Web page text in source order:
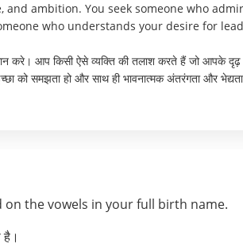
ambition. You seek someone who
who understands your desire for
करे। आप किसी ऐसे व्यक्ति की तलाश करते हैं जो आपके
को समझता हो और साथ ही भावनात्मक अंतरंगता और भेद्यता
the vowels in your full birth name.